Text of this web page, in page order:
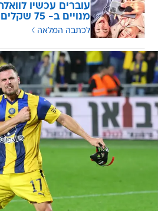
מנויים ב- 75 שקלים
לכתבה המלאה